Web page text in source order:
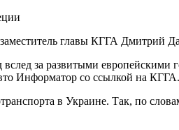
главы КГГА Дмитрий
за развитыми
Информатор со ссылкой на КГГА.
в Украине. Так, по